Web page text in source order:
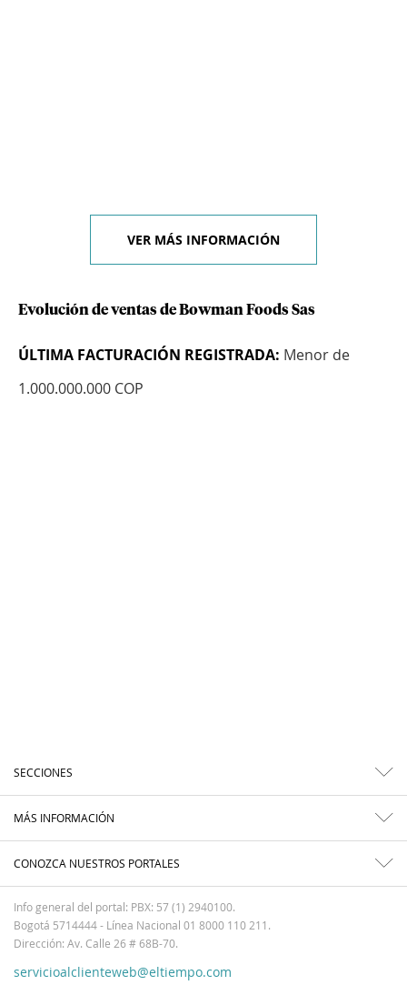
VER MÁS INFORMACIÓN
Evolución de ventas de Bowman Foods Sas
ÚLTIMA FACTURACIÓN REGISTRADA: Menor de
1.000.000.000 COP
SECCIONES
MÁS INFORMACIÓN
CONOZCA NUESTROS PORTALES
Info general del portal: PBX: 57 (1) 2940100.
Bogotá 5714444 - Línea Nacional 01 8000 110 211.
Dirección: Av. Calle 26 # 68B-70.
servicioalclienteweb@eltiempo.com